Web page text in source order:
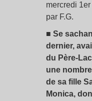
mercredi
par F.G.
■ Se
dernier,
du Père-
une
de sa fille
Monica,